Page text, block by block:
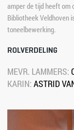
amper de tijd heeft om
Bibliotheek Veldhoven
toneelbewerking.
ROLVERDELING
MEVR. LAMMERS:
KARIN: ASTRID